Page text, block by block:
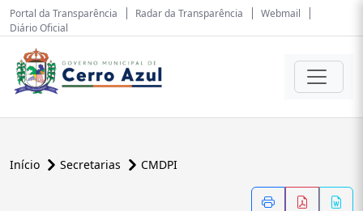
Portal da Transparência Radar da Transparência
Webmail
Diário Oficial
Início Secretarias CMDPI